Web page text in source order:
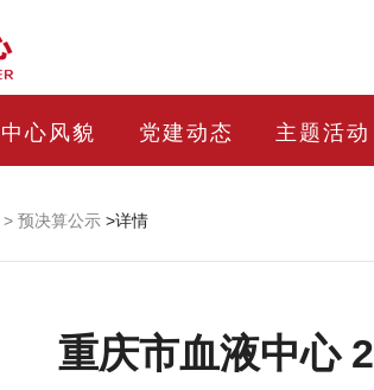
中心风貌 党建动态 主题活动
> 预决算公示 >详情
重庆市血液中心